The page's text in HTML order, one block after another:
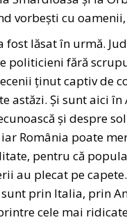
vorbești cu
fost lăsat în urmă.
politicieni fără
ținut captiv de
astăzi. Și sunt aici
și despre
România poate
pentru că
au plecat pe
prin Italia, prin
cele mai